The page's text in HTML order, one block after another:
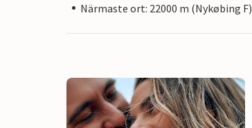
Närmaste ort: 22000 m (Nykøbing F)